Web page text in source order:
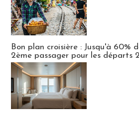
Bon plan croisière : Jusqu'à 60%
2ème passager pour les départs